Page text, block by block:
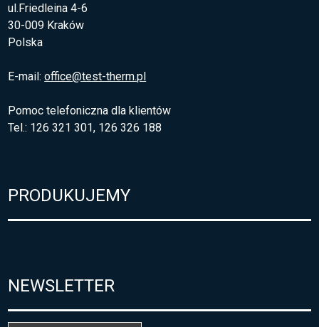
ul.Friedleina 4-6
30-009 Kraków
Polska
E-mail:office@test-therm.pl
Pomoc telefoniczna dla klientów
Tel.: 126 321 301, 126 326 188
PRODUKUJEMY
NEWSLETTER